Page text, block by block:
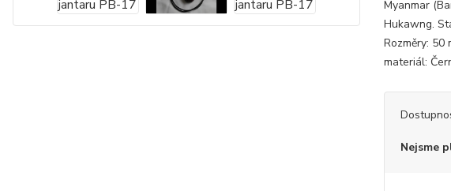
Myanmar
Hukawng.
Rozměry: 50
materiál:
Nejsme